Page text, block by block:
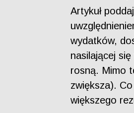
Artykuł
wydatków,
nasilającej
rosną. Mimo
zwiększa).
większego